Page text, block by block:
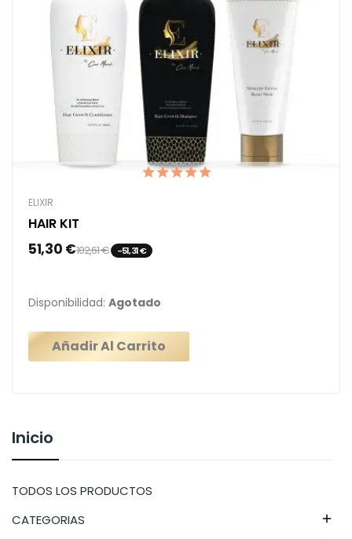
Inicio
TODOS LOS PRODUCTOS
CATEGORIAS

ELIXIR
HAIR KIT
51,30 €102,61 € -51,31 €
Disponibilidad: Agotado
Añadir Al Carrito